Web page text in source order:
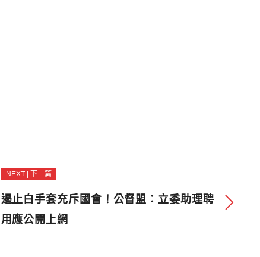
NEXT | 下一篇
遏止白手套充斥國會！公督盟：立委助理聘
用應公開上網